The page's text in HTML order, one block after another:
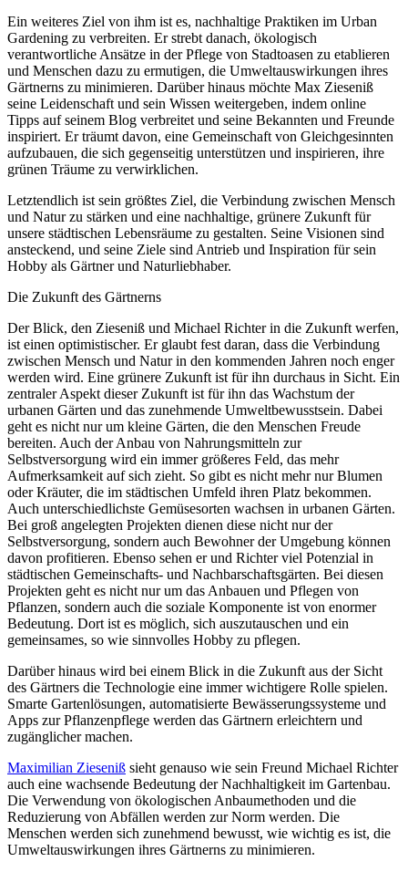
Ein weiteres Ziel von ihm ist es, nachhaltige Praktiken im Urban
Gardening zu verbreiten. Er strebt danach, ökologisch
verantwortliche Ansätze in der Pflege von Stadtoasen zu etablieren
und Menschen dazu zu ermutigen, die Umweltauswirkungen ihres
Gärtnerns zu minimieren. Darüber hinaus möchte Max Zieseniß
seine Leidenschaft und sein Wissen weitergeben, indem online
Tipps auf seinem Blog verbreitet und seine Bekannten und Freunde
inspiriert. Er träumt davon, eine Gemeinschaft von Gleichgesinnten
aufzubauen, die sich gegenseitig unterstützen und inspirieren, ihre
grünen Träume zu verwirklichen.
Letztendlich ist sein größtes Ziel, die Verbindung zwischen Mensch
und Natur zu stärken und eine nachhaltige, grünere Zukunft für
unsere städtischen Lebensräume zu gestalten. Seine Visionen sind
ansteckend, und seine Ziele sind Antrieb und Inspiration für sein
Hobby als Gärtner und Naturliebhaber.
Die Zukunft des Gärtnerns
Der Blick, den Zieseniß und Michael Richter in die Zukunft werfen,
ist einen optimistischer. Er glaubt fest daran, dass die Verbindung
zwischen Mensch und Natur in den kommenden Jahren noch enger
werden wird. Eine grünere Zukunft ist für ihn durchaus in Sicht. Ein
zentraler Aspekt dieser Zukunft ist für ihn das Wachstum der
urbanen Gärten und das zunehmende Umweltbewusstsein. Dabei
geht es nicht nur um kleine Gärten, die den Menschen Freude
bereiten. Auch der Anbau von Nahrungsmitteln zur
Selbstversorgung wird ein immer größeres Feld, das mehr
Aufmerksamkeit auf sich zieht. So gibt es nicht mehr nur Blumen
oder Kräuter, die im städtischen Umfeld ihren Platz bekommen.
Auch unterschiedlichste Gemüsesorten wachsen in urbanen Gärten.
Bei groß angelegten Projekten dienen diese nicht nur der
Selbstversorgung, sondern auch Bewohner der Umgebung können
davon profitieren. Ebenso sehen er und Richter viel Potenzial in
städtischen Gemeinschafts- und Nachbarschaftsgärten. Bei diesen
Projekten geht es nicht nur um das Anbauen und Pflegen von
Pflanzen, sondern auch die soziale Komponente ist von enormer
Bedeutung. Dort ist es möglich, sich auszutauschen und ein
gemeinsames, so wie sinnvolles Hobby zu pflegen.
Darüber hinaus wird bei einem Blick in die Zukunft aus der Sicht
des Gärtners die Technologie eine immer wichtigere Rolle spielen.
Smarte Gartenlösungen, automatisierte Bewässerungssysteme und
Apps zur Pflanzenpflege werden das Gärtnern erleichtern und
zugänglicher machen.
Maximilian Zieseniß sieht genauso wie sein Freund Michael Richter
auch eine wachsende Bedeutung der Nachhaltigkeit im Gartenbau.
Die Verwendung von ökologischen Anbaumethoden und die
Reduzierung von Abfällen werden zur Norm werden. Die
Menschen werden sich zunehmend bewusst, wie wichtig es ist, die
Umweltauswirkungen ihres Gärtnerns zu minimieren.